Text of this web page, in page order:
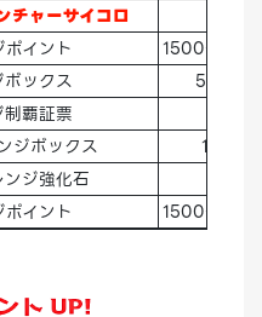
チャーサイコロ
イント
1500→
ックス 5→
覇証票
ジボックス
1→
ジ強化石
イント
1500→